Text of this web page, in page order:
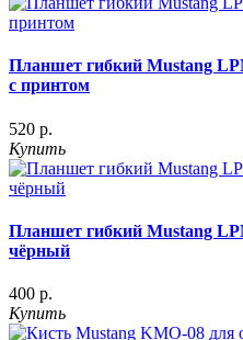
Планшет гибкий Mustang
с принтом
520 р.
Купить
Планшет гибкий Mustang
чёрный
400 р.
Купить